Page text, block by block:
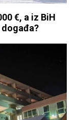
€, a iz BiH